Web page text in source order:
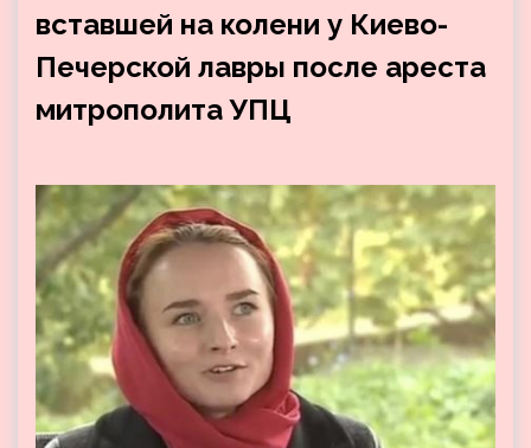
вставшей на колени у Киево-
Печерской лавры после ареста
митрополита УПЦ